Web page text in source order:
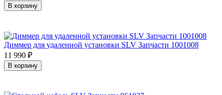
В корзину
Диммер для удаленной установки SLV Запчасти 1001008
11 990 ₽
В корзину